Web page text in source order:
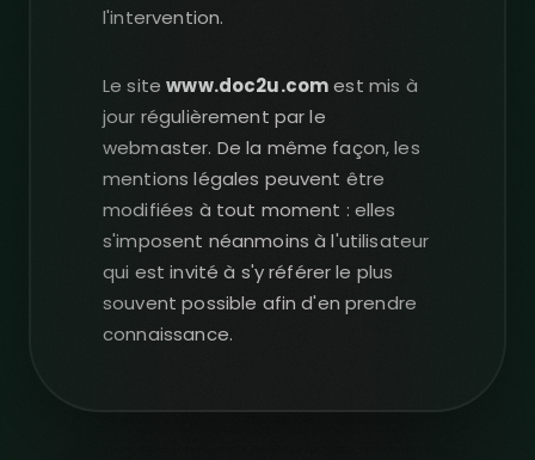
l'intervention.
Le sitewww.doc2u.comest mis à
jour régulièrement par le
webmaster. De la même façon, les
mentions légales peuvent être
modifiées à tout moment : elles
s'imposent néanmoins à l'utilisateur
qui est invité à s'y référer le plus
souvent possible afin d'en prendre
connaissance.